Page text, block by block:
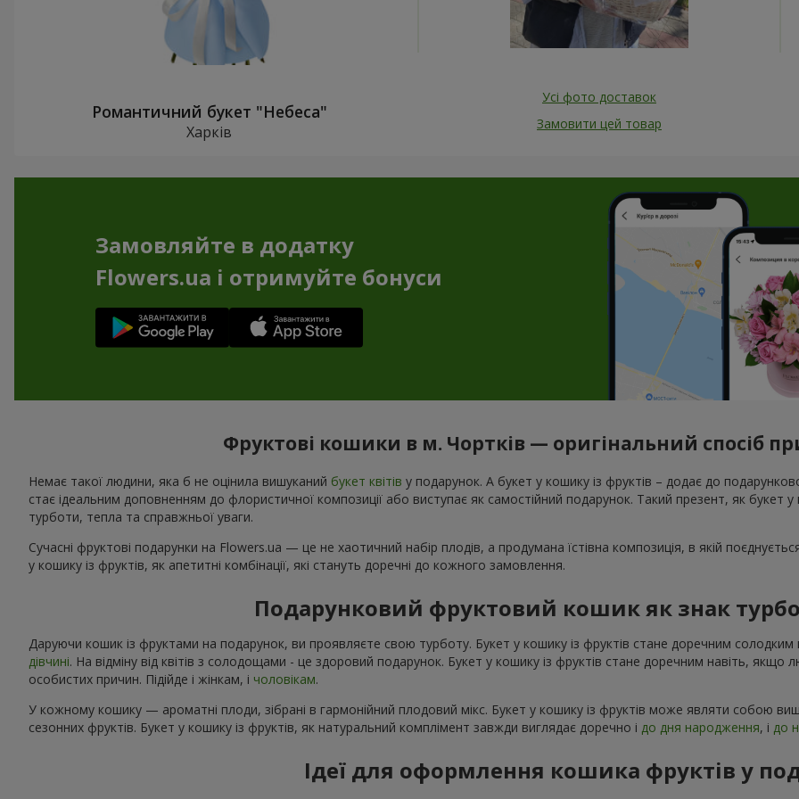
Романтичний букет "Небеса"
Харків
Усі фото доставок
Замовити цей товар
Замовляйте в додатку
Flowers.ua і отримуйте бонуси
Фруктові кошики в м. Чортків — оригінальний спосіб
Немає такої людини, яка б не оцінила вишуканий букет квітів у подарунок. А букет у кошику із фруктів – додає до
стає ідеальним доповненням до флористичної композиції або виступає як самостійний подарунок. Такий презент, як букет
турботи, тепла та справжньої уваги.
Сучасні фруктові подарунки на Flowers.ua — це не хаотичний набір плодів, а продумана їстівна композиція, в якій
у кошику із фруктів, як апетитні комбінації, які стануть доречні до кожного замовлення.
Подарунковий фруктовий кошик як знак
Даруючи кошик із фруктами на подарунок, ви проявляєте свою турботу. Букет у кошику із фруктів стане доречним
дівчині. На відміну від квітів з солодощами - це здоровий подарунок. Букет у кошику із фруктів стане доречним навіть, якщо
особистих причин. Підійде і жінкам, і чоловікам.
У кожному кошику — ароматні плоди, зібрані в гармонійний плодовий мікс. Букет у кошику із фруктів може являти собою
сезонних фруктів. Букет у кошику із фруктів, як натуральний комплімент завжди виглядає доречно і до дня народження, і до
Ідеї для оформлення кошика фруктів у